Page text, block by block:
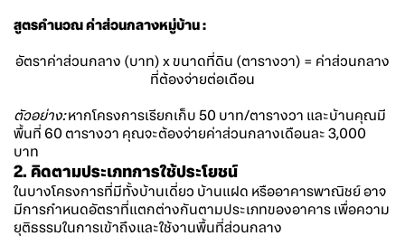
สูตรคำนวณ ค่าส่วนกลางหมู่บ้าน :
อัตราค่าส่วนกลาง (บาท) x ขนาดที่ดิน (ตารางวา) = ค่าส่วนกลาง
ที่ต้องจ่ายต่อเดือน
ตัวอย่าง:หากโครงการเรียกเก็บ 50 บาท/ตารางวา และบ้านคุณมี
พื้นที่ 60 ตารางวา คุณจะต้องจ่ายค่าส่วนกลางเดือนละ 3,000
บาท
2. คิดตามประเภทการใช้ประโยชน์
ในบางโครงการที่มีทั้งบ้านเดี่ยว บ้านแฝด หรืออาคารพาณิชย์ อาจ
มีการกำหนดอัตราที่แตกต่างกันตามประเภทของอาคาร เพื่อความ
ยุติธรรมในการเข้าถึงและใช้งานพื้นที่ส่วนกลาง